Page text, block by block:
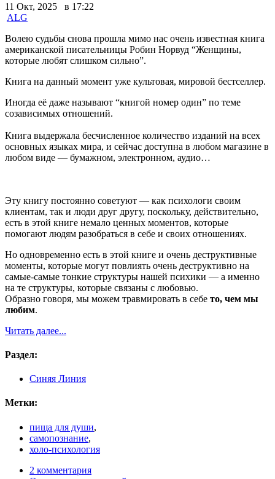
11 Окт, 2025 в 17:22
ALG
Волею судьбы снова прошла мимо нас очень известная книга
американской писательницы Робин Норвуд “Женщины,
которые любят слишком сильно”.
Книга на данный момент уже культовая, мировой бестселлер.
Иногда её даже называют “книгой номер один” по теме
созависимых отношений.
Книга выдержала бесчисленное количество изданий на всех
основных языках мира, и сейчас доступна в любом магазине в
любом виде — бумажном, электронном, аудио…
Эту книгу постоянно советуют — как психологи своим
клиентам, так и люди друг другу, поскольку, действительно,
есть в этой книге немало ценных моментов, которые
помогают людям разобраться в себе и своих отношениях.
Но одновременно есть в этой книге и очень деструктивные
моменты, которые могут повлиять очень деструктивно на
самые-самые тонкие структуры нашей психики — а именно
на те структуры, которые связаны с любовью.
Образно говоря, мы можем травмировать в себе то, чем мы
любим.
Читать далее...
Раздел:
Синяя Линия
Метки:
пища для души,
самопознание,
холо-психология
2 комментария